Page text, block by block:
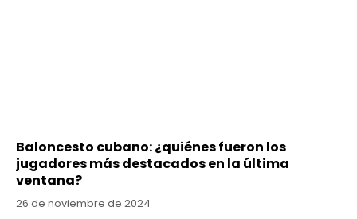
Baloncesto cubano: ¿quiénes fueron los
jugadores más destacados en la última
ventana?
26 de noviembre de 2024